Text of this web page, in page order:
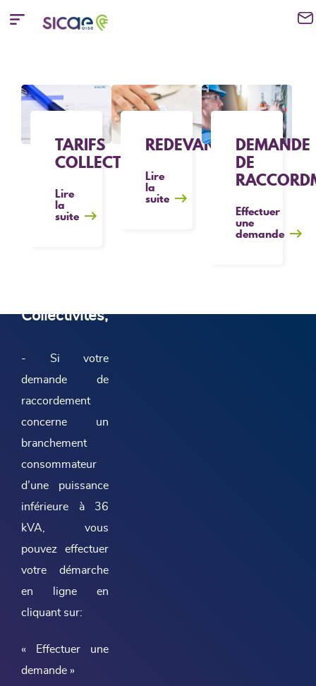
TARIFS
COLLECTIVITÉS
Lire
la
suite
REDEVANCE
Lire
la
suite
DEMANDE
DE
Effectuer
une
demande
Collectivités,
- Si votre
demande de
raccordement
concerne un
branchement
consommateur
d’une puissance
inférieure à 36
kVA, vous
pouvez effectuer
votre démarche
en ligne en
cliquant sur:
« Effectuer une
demande »